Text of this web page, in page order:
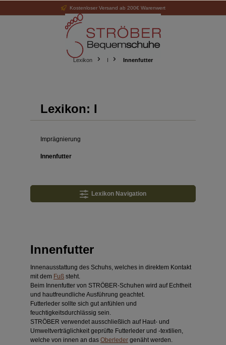
Kostenloser Versand ab 200€ Warenwert
Lexikon I Innenfutter
Lexikon: I
Imprägnierung
Innenfutter
Lexikon Navigation
Innenfutter
Innenausstattung des Schuhs, welches in direktem Kontakt
mit dem Fuß steht.
Beim Innenfutter von STRÖBER-Schuhen wird auf Echtheit
und hautfreundliche Ausführung geachtet.
Futterleder sollte sich gut anfühlen und
feuchtigkeitsdurchlässig sein.
STRÖBER verwendet ausschließlich auf Haut- und
Umweltverträglichkeit geprüfte Futterleder und -textilien,
welche von innen an das Oberleder genäht werden.